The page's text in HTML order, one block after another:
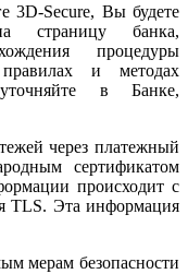
3D-Secure, Вы будете
страницу банка,
процедуры
и методах
в Банке,
через платежный
сертификатом
происходит с
TLS. Эта информация
мерам безопасности